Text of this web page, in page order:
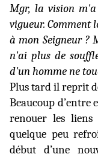
Mgr, la vision
vigueur.
à mon Seigneur ?
n'ai plus de
d'un homme ne
Plus tard il reprit
Beaucoup d’entre
renouer les liens
quelque peu
début d’une